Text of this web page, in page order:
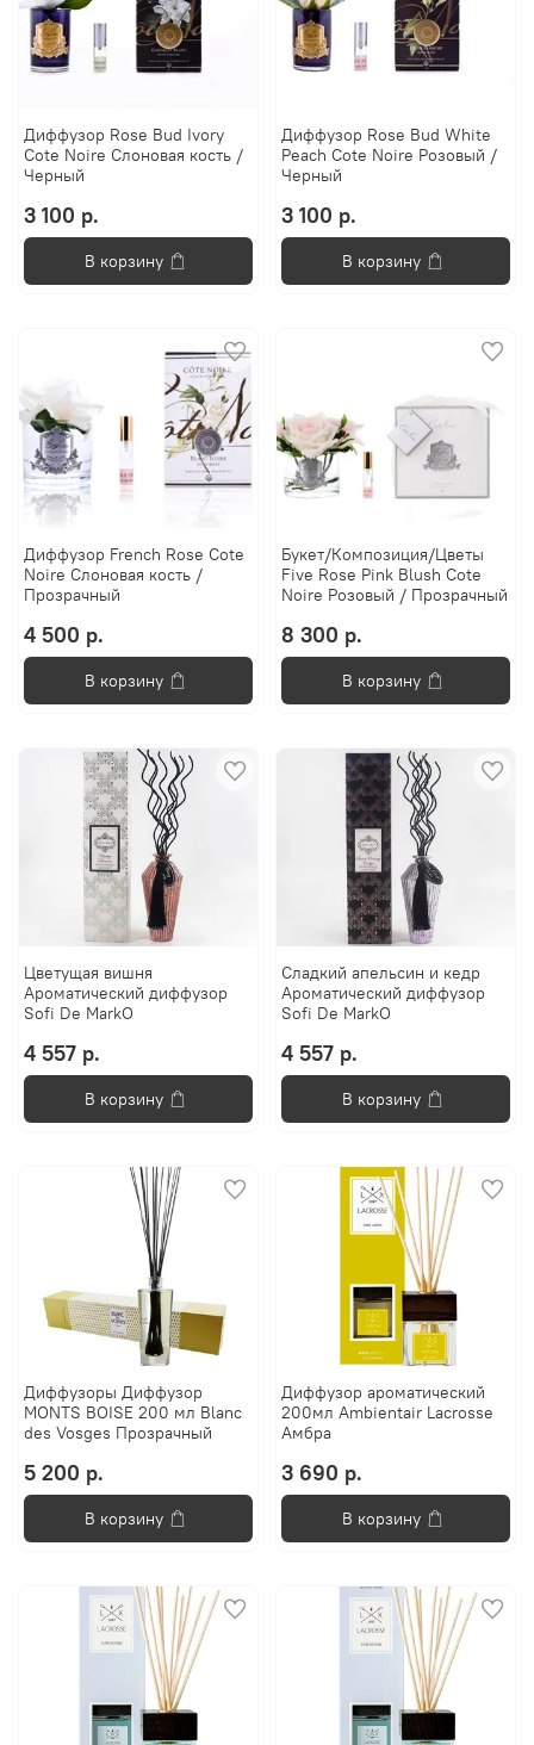
Диффузор Rose Bud Ivory
Cote Noire Слоновая кость /
Черный
3 100 р.
В корзину
Диффузор Rose Bud White
Peach Cote Noire Розовый /
Черный
3 100 р.
В корзину
Диффузор French Rose Cote
Noire Слоновая кость /
Прозрачный
4 500 р.
В корзину
Букет/Композиция/Цветы
Five Rose Pink Blush Cote
Noire Розовый / Прозрачный
8 300 р.
В корзину
Цветущая вишня
Ароматический диффузор
Sofi De MarkO
4 557 р.
В корзину
Сладкий апельсин и кедр
Ароматический диффузор
Sofi De MarkO
4 557 р.
В корзину
Диффузоры Диффузор
MONTS BOISE 200 мл Blanc
des Vosges Прозрачный
5 200 р.
В корзину
Диффузор ароматический
200мл Ambientair Lacrosse
Амбра
3 690 р.
В корзину